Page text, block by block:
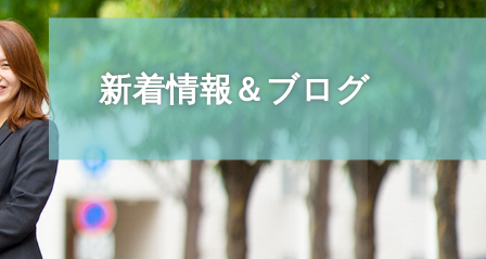
新着情報＆ブログ